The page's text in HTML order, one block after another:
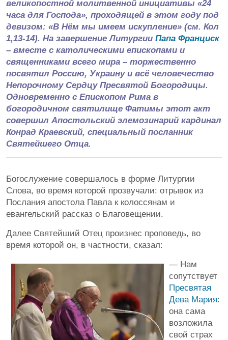
великопостной молитвенной инициативы «24
часа для Господа», проходящей в этом году под
девизом: «В Нём мы имеем искупление» (см. Кол
1,13-14). На завершение Литургии Папа Франциск
– вместе с католическими епископами и
священниками всего мира – торжественно
посвятил Россию, Украину и всё человечество
Непорочному Сердцу Пресвятой Богородицы.
Одновременно с Епископом Рима в
богородичном святилище Фатимы этот акт
совершил Апостольский элемозинарий кардинал
Конрад Краевский, специальный посланник
Святейшего Отца.
Богослужение совершалось в форме Литургии
Слова, во время которой прозвучали: отрывок из
Послания апостола Павла к колоссянам и
евангельский рассказ о Благовещении.
Далее Святейший Отец произнес проповедь, во
время которой он, в частности, сказал:
— Нам
сопутствует
Пресвятая
Дева Мария:
она сама
возложила
свой страх